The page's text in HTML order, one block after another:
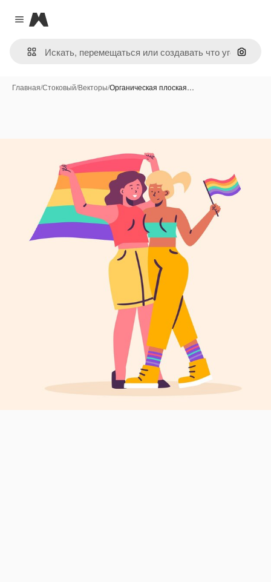
Close menu
Magnific
Поиск
Главная/Стоковый/Векторы/Органическая плоская…